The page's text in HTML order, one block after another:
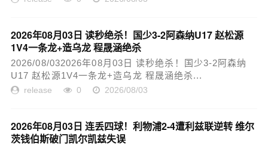
2026年08月03日 读秒绝杀！国少3-2阿森纳U17 赵松源
1V4一条龙+造乌龙 程晟涵绝杀
2026/08/032026年08月03日 读秒绝杀！国少3-2阿森纳
U17 赵松源1V4一条龙+造乌龙 程晟涵绝杀...
release 0 2026/08/03
2026年08月03日 连丢四球！利物浦2-4遭利兹联逆转 维尔
茨钱伯斯破门凯尔凯兹失误